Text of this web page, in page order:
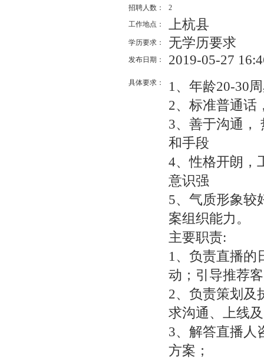
招聘人数：
2
工作地点：
上杭县
学历要求： 无学历要求
发布日期： 2019-05-27
具体要求：
1、年龄20-30
2、标准普通话
3、善于沟通，
和手段
4、性格开朗，
意识强
5、气质形象较
案组织能力。
主要职责:
1、负责直播的
动；引导推荐
2、负责策划及
求沟通、上线
3、解答直播人
方案；